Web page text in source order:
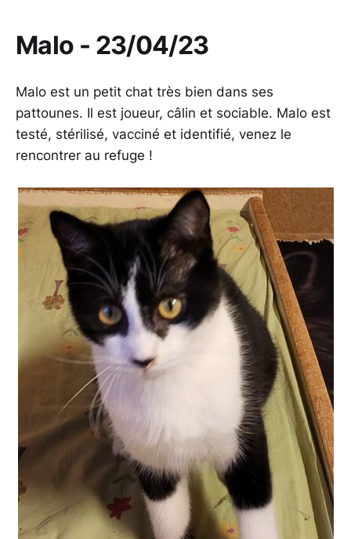
Malo - 23/04/23
Malo est un petit chat très bien dans ses
pattounes. Il est joueur, câlin et sociable. Malo est
testé, stérilisé, vacciné et identifié, venez le
rencontrer au refuge !